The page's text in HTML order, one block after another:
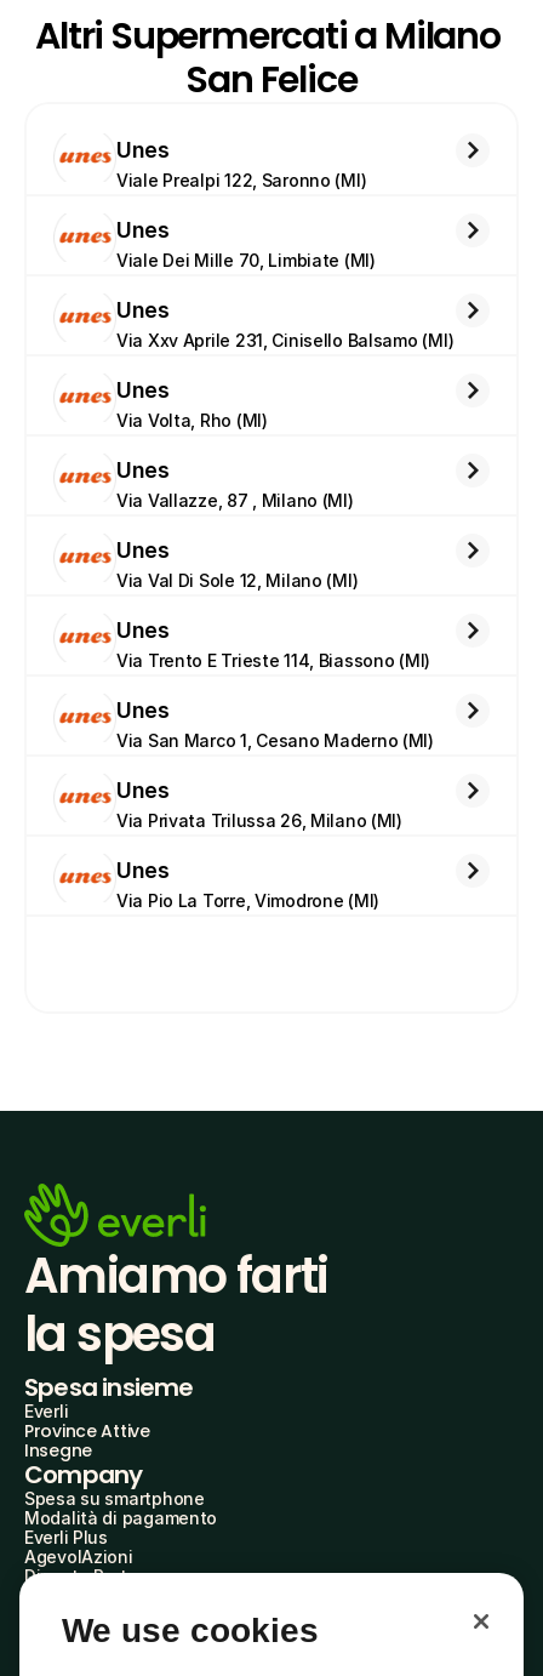
Altri Supermercati a Milano
San Felice
Unes
Viale Prealpi 122, Saronno (MI)
Unes
Viale Dei Mille 70, Limbiate (MI)
Unes
Via Xxv Aprile 231, Cinisello Balsamo (MI)
Unes
Via Volta, Rho (MI)
Unes
Via Vallazze, 87 , Milano (MI)
Unes
Via Val Di Sole 12, Milano (MI)
Unes
Via Trento E Trieste 114, Biassono (MI)
Unes
Via San Marco 1, Cesano Maderno (MI)
Unes
Via Privata Trilussa 26, Milano (MI)
Unes
Via Pio La Torre, Vimodrone (MI)
Amiamo farti
la spesa
Spesa insieme
Everli
Province Attive
Insegne
Company
Spesa su smartphone
Modalità di pagamento
Everli Plus
AgevolAzioni
Diventa Partner
Everli Shoppers
About Us
We use cookies